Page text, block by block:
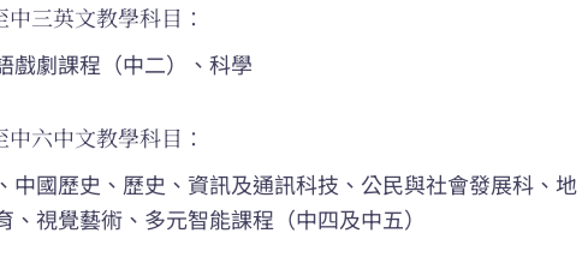
三英文教學科目：
戲劇課程（中二）、科學
六中文教學科目：
中國歷史、歷史、資訊及通訊科技、公民與社會發展科、地
視覺藝術、多元智能課程（中四及中五）